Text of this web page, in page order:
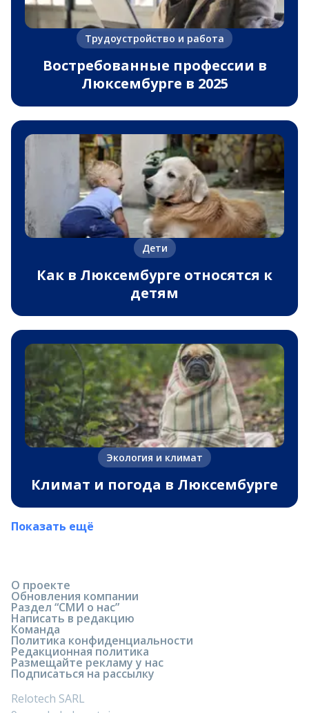
Трудоустройство и работа
Востребованные профессии в
Люксембурге в 2025
Дети
Как в Люксембурге относятся к
детям
Экология и климат
Климат и погода в Люксембурге
Показать ещё
О проекте
Обновления компании
Раздел “СМИ о нас”
Написать в редакцию
Команда
Политика конфиденциальности
Редакционная политика
Размещайте рекламу у нас
Подписаться на рассылку
Relotech SARL